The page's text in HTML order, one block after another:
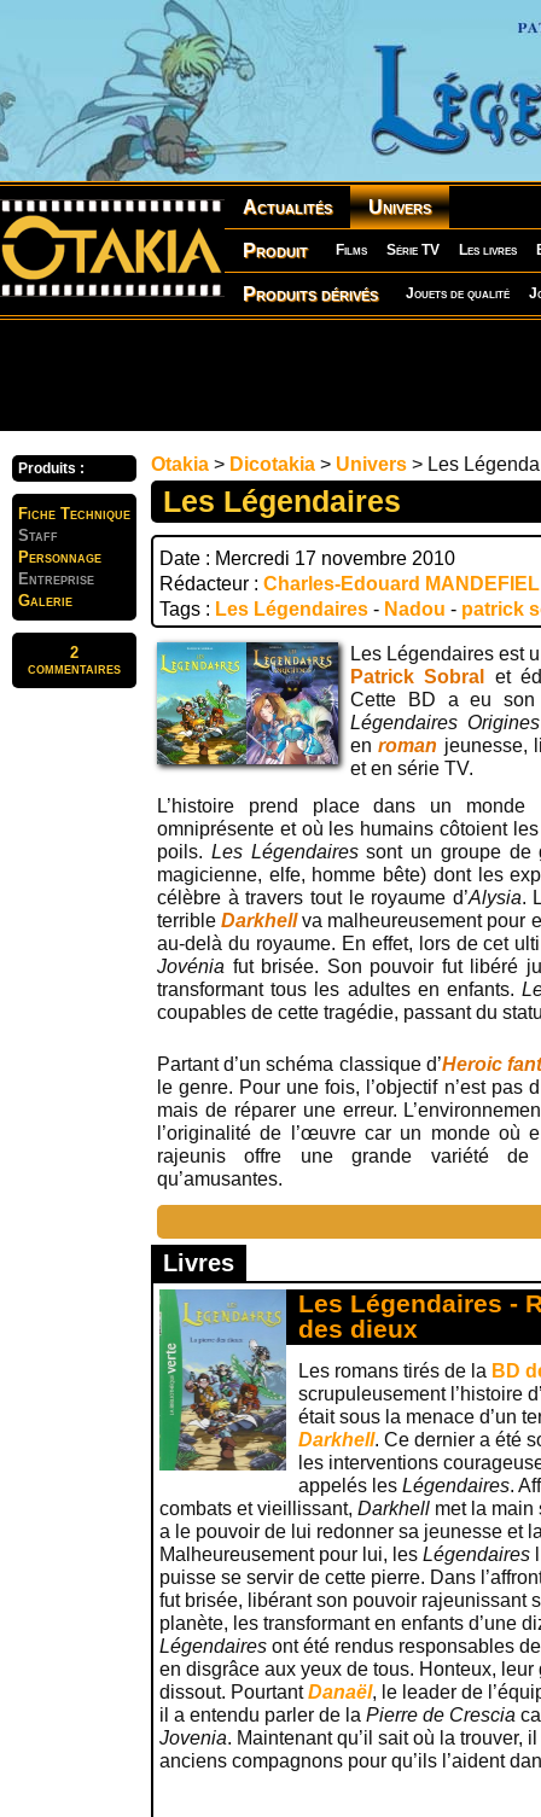
Actualités Univers
Produit Films Série TV Les livres
Produits dérivés Jouets de qualité
Produits :
Fiche Technique
Staff
Personnage
Entreprise
Galerie
2
commentaires
Otakia > Dicotakia > Univers > Les
Les Légendaires
Date : Mercredi 17 novembre 2010
Rédacteur : Charles-Edouard
Tags : Les Légendaires - Nadou - patrick
Les Légendaires est
Patrick Sobral
et
Cette BD a eu
Légendaires Origines
enroman jeunesse,
et en série TV.
L’histoire prend place dans un
omniprésente et où les humains côtoient
poils. Les Légendairessont un groupe de
magicienne, elfe, homme bête) dont les
célèbre à travers tout le royaume d’Alysia.
terribleDarkhellva malheureusement pour
au-delà du royaume. En effet, lors de cet
Jovénia fut brisée. Son pouvoir fut libéré
transformant tous les adultes en enfants.
coupables de cette tragédie, passant du
Partant d’un schéma classique d’Heroic
le genre. Pour une fois, l’objectif n’est pas
mais de réparer une erreur.
l’originalité de l’œuvre car un monde où
rajeunis offre une grande variété de
qu’amusantes.
Livres
Les Légendaires -
des dieux
Les romans tirés de la BD
scrupuleusement l’histoire
était sous la menace d’un
Darkhell. Ce dernier a été
les interventions
appelés les Légendaires.
combats et vieillissant, Darkhell met la
a le pouvoir de lui redonner sa jeunesse et
Malheureusement pour lui, les Légendaires
puisse se servir de cette pierre. Dans
fut brisée, libérant son pouvoir rajeunissant
planète, les transformant en enfants d’une
Légendaires ont été rendus responsables
en disgrâce aux yeux de tous. Honteux, leur
dissout. PourtantDanaël, le leader de
il a entendu parler de la Pierre de Crescia
Jovenia. Maintenant qu’il sait où la trouver,
anciens compagnons pour qu’ils l’aident